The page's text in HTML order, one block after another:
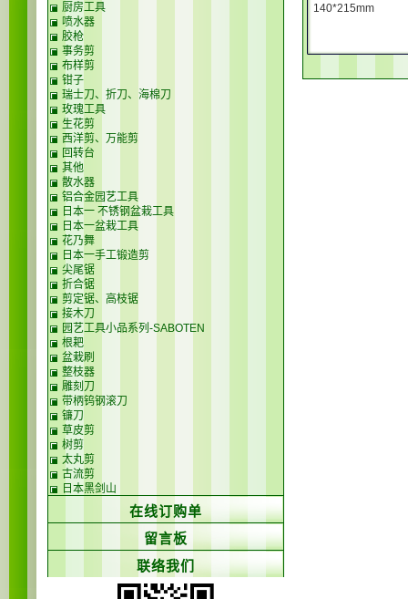
140*215mm
厨房工具
喷水器
胶枪
事务剪
布样剪
钳子
瑞士刀、折刀、海棉刀
玫瑰工具
生花剪
西洋剪、万能剪
回转台
其他
散水器
铝合金园艺工具
日本一 不锈钢盆栽工具
日本一盆栽工具
花乃舞
日本一手工锻造剪
尖尾锯
折合锯
剪定锯、高枝锯
接木刀
园艺工具小品系列-SABOTEN
根耙
盆栽刷
整枝器
雕刻刀
带柄钨钢滚刀
镰刀
草皮剪
树剪
太丸剪
古流剪
日本黑剑山
在线订购单
留言板
联络我们